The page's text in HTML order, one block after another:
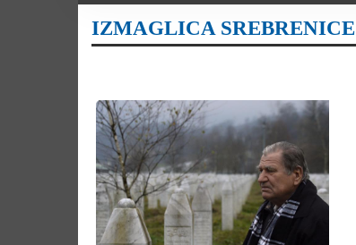
IZMAGLICA SREBRENICE